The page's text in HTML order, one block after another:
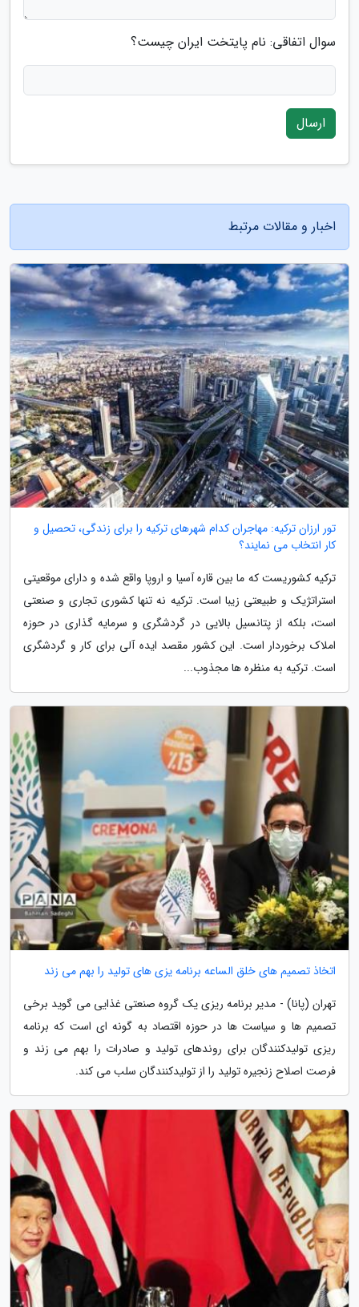
سوال اتفاقی: نام پایتخت ایران چیست؟
ارسال
اخبار و مقالات مرتبط
تور ارزان ترکیه: مهاجران کدام شهرهای ترکیه را برای زندگی، تحصیل و
کار انتخاب می نمایند؟
ترکیه کشوریست که ما بین قاره آسیا و اروپا واقع شده و دارای موقعیتی
استراتژیک و طبیعتی زیبا است. ترکیه نه تنها کشوری تجاری و صنعتی
است، بلکه از پتانسیل بالایی در گردشگری و سرمایه گذاری در حوزه
املاک برخوردار است. این کشور مقصد ایده آلی برای کار و گردشگری
است. ترکیه به منظره ها مجذوب...
اتخاذ تصمیم های خلق الساعه برنامه یزی های تولید را بهم می زند
تهران (پانا) - مدیر برنامه ریزی یک گروه صنعتی غذایی می گوید برخی
تصمیم ها و سیاست ها در حوزه اقتصاد به گونه ای است که برنامه
ریزی تولیدکنندگان برای روندهای تولید و صادرات را بهم می زند و
فرصت اصلاح زنجیره تولید را از تولیدکنندگان سلب می کند.